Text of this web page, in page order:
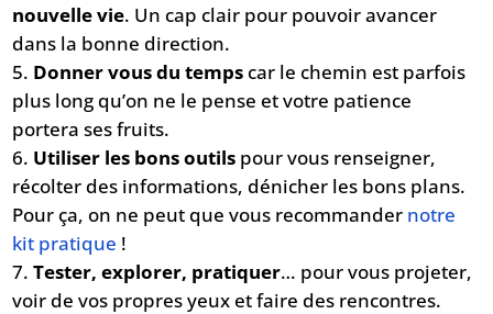
nouvelle vie. Un cap clair pour pouvoir avancer
dans la bonne direction.
Donner vous du temps car le chemin est parfois
plus long qu’on ne le pense et votre patience
portera ses fruits.
Utiliser les bons outils pour vous renseigner,
récolter des informations, dénicher les bons plans.
Pour ça, on ne peut que vous recommander notre
kit pratique !
Tester, explorer, pratiquer… pour vous projeter,
voir de vos propres yeux et faire des rencontres.